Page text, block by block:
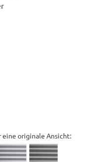
eine originale Ansicht: